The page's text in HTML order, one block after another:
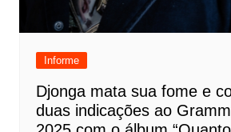
Informe
Djonga mata sua fome e
duas indicações ao